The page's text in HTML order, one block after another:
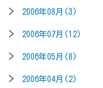
2006年08月(3)
2006年07月(12)
2006年05月(8)
2006年04月(2)